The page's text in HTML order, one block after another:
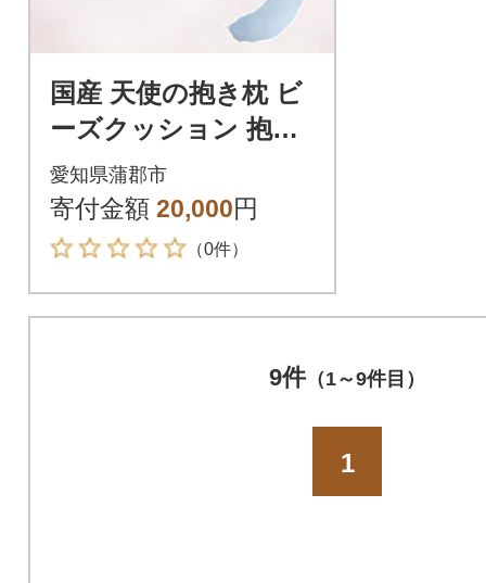
国産 天使の抱き枕 ビ
ーズクッション 抱き
まくら _ベビーブルー
【G0087】
愛知県蒲郡市
寄付金額 20,000円
（0件）
9件（1～9件目）
1